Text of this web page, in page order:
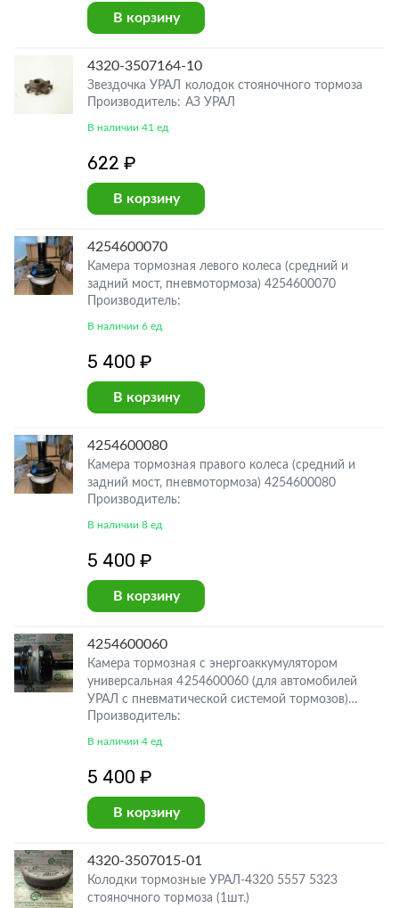
В корзину
4320-3507164-10
Звездочка УРАЛ колодок стояночного тормоза
Производитель: АЗ УРАЛ
В наличии 41 ед
622 ₽
В корзину
4254600070
Камера тормозная левого колеса (средний и
задний мост, пневмотормоза) 4254600070
Производитель:
В наличии 6 ед
5 400 ₽
В корзину
4254600080
Камера тормозная правого колеса (средний и
задний мост, пневмотормоза) 4254600080
Производитель:
В наличии 8 ед
5 400 ₽
В корзину
4254600060
Камера тормозная с энергоаккумулятором
универсальная 4254600060 (для автомобилей
УРАЛ с пневматической системой тормозов)
СТАНДАРТНАЯ ДЛИНА ТРУБКИ, ШТУЦЕР
СЛИВА КОНДЕНСАТА 4254600060
Производитель:
В наличии 4 ед
5 400 ₽
В корзину
4320-3507015-01
Колодки тормозные УРАЛ-4320 5557 5323
стояночного тормоза (1шт.)